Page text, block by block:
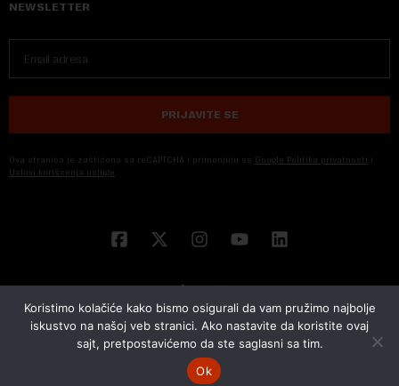
NEWSLETTER
PRIJAVITE SE
Ova stranica je zaštićena sa reCAPTCHA i primenjuju se Google Politika privatnosti i
Uslovi korišćenja usluge
© 2026 NOVA EKONOMIJA | SVA PRAVA ZADŽANA | DEVELOPED BY
Koristimo kolačiće kako bismo osigurali da vam pružimo najbolje
iskustvo na našoj veb stranici. Ako nastavite da koristite ovaj
sajt, pretpostavićemo da ste saglasni sa tim.
Ok